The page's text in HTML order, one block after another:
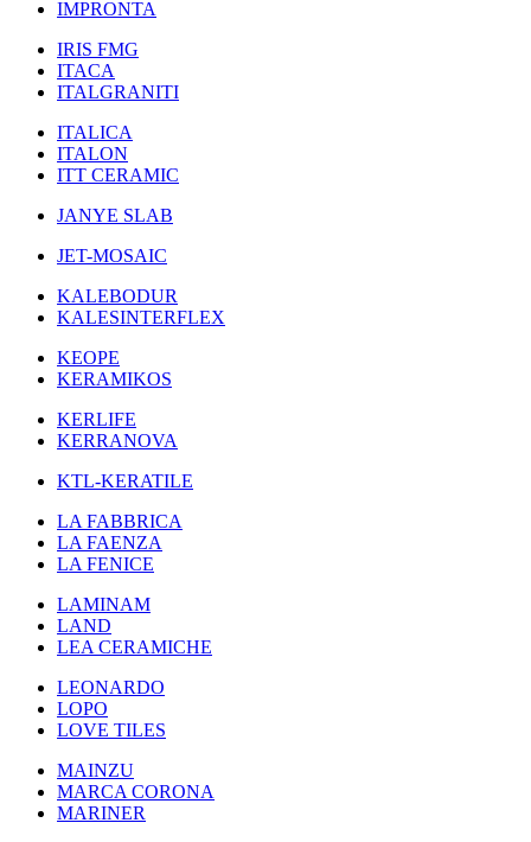
IMPRONTA
IRIS FMG
ITACA
ITALGRANITI
ITALICA
ITALON
ITT CERAMIC
JANYE SLAB
JET-MOSAIC
KALEBODUR
KALESINTERFLEX
KEOPE
KERAMIKOS
KERLIFE
KERRANOVA
KTL-KERATILE
LA FABBRICA
LA FAENZA
LA FENICE
LAMINAM
LAND
LEA CERAMICHE
LEONARDO
LOPO
LOVE TILES
MAINZU
MARCA CORONA
MARINER